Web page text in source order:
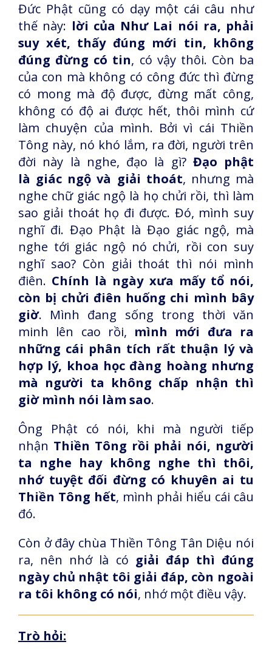
Đức Phật cũng có dạy một cái câu như
thế này: lời của Như Lai nói ra, phải
suy xét, thấy đúng mới tin, không
đúng đừng có tin, có vậy thôi. Còn ba
của con mà không có công đức thì đừng
có mong mà độ được, đừng mất công,
không có độ ai được hết, thôi mình cứ
làm chuyện của mình. Bởi vì cái Thiền
Tông này, nó khó lắm, ra đời, người trên
đời này là nghe, đạo là gì? Đạo phật
là giác ngộ và giải thoát, nhưng mà
nghe chữ giác ngộ là họ chửi rồi, thì làm
sao giải thoát họ đi được. Đó, mình suy
nghĩ đi. Đạo Phật là Đạo giác ngộ, mà
nghe tới giác ngộ nó chửi, rồi con suy
nghĩ sao? Còn giải thoát thì nói mình
điên. Chính là ngày xưa mấy tổ nói,
còn bị chửi điên huống chi mình bây
giờ. Mình đang sống trong thời văn
minh lên cao rồi, mình mới đưa ra
những cái phân tích rất thuận lý và
hợp lý, khoa học đàng hoàng nhưng
mà người ta không chấp nhận thì
giờ mình nói làm sao.
Ông Phật có nói, khi mà người tiếp
nhận Thiền Tông rồi phải nói, người
ta nghe hay không nghe thì thôi,
nhớ tuyệt đối đừng có khuyên ai tu
Thiền Tông hết, mình phải hiểu cái câu
đó.
Còn ở đây chùa Thiền Tông Tân Diệu nói
ra, nên nhớ là có giải đáp thì đúng
ngày chủ nhật tôi giải đáp, còn ngoài
ra tôi không có nói, nhớ một điều vậy.
Trò hỏi: